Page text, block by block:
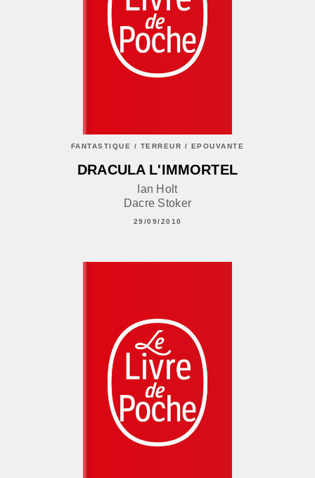
FANTASTIQUE / TERREUR / EPOUVANTE
DRACULA L'IMMORTEL
Ian Holt
Dacre Stoker
29/09/2010